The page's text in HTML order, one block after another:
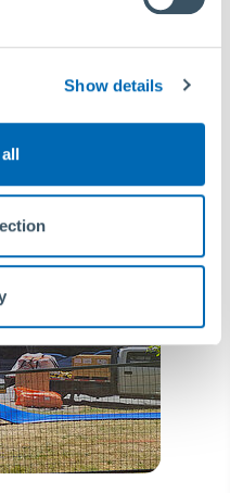
Show details